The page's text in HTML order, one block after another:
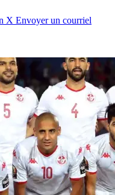
X Envoyer un courriel